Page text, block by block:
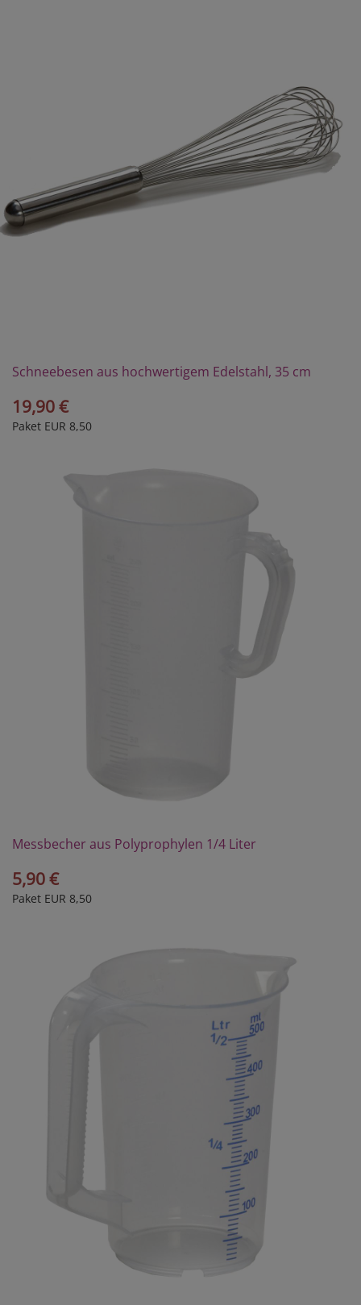
Schneebesen aus hochwertigem Edelstahl, 35 cm
19,90 €
Paket EUR 8,50
Messbecher aus Polyprophylen 1/4 Liter
5,90 €
Paket EUR 8,50